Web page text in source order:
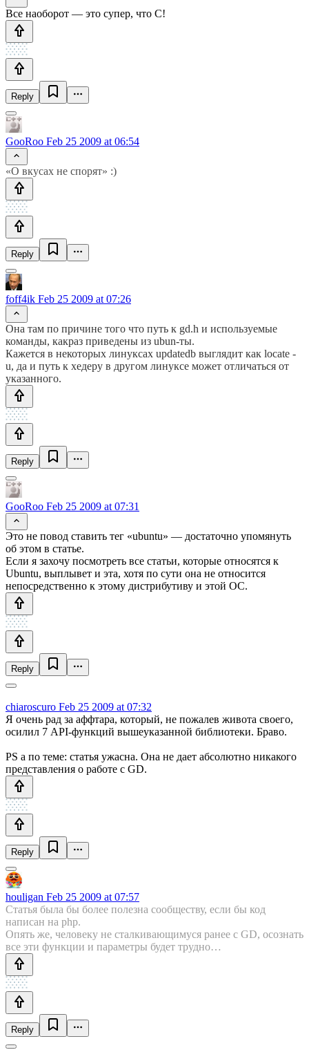
Все наоборот — это супер, что C!
Reply
GooRoo Feb 25 2009 at 06:54
«О вкусах не спорят» :)
Reply
foff4ik Feb 25 2009 at 07:26
Она там по причине того что путь к gd.h и используемые
команды, какраз приведены из ubun-ты.
Кажется в некоторых линуксах updatedb выглядит как locate -
u, да и путь к хедеру в другом линуксе может отличаться от
указанного.
Reply
GooRoo Feb 25 2009 at 07:31
Это не повод ставить тег «ubuntu» — достаточно упомянуть
об этом в статье.
Если я захочу посмотреть все статьи, которые относятся к
Ubuntu, выплывет и эта, хотя по сути она не относится
непосредственно к этому дистрибутиву и этой ОС.
Reply
chiaroscuro Feb 25 2009 at 07:32
Я очень рад за аффтара, который, не пожалев живота своего,
осилил 7 API-функций вышеуказанной библиотеки. Браво.
PS а по теме: статья ужасна. Она не дает абсолютно никакого
представления о работе с GD.
Reply
houligan Feb 25 2009 at 07:57
Cтатья была бы более полезна сообществу, если бы код
написан на php.
Опять же, человеку не сталкивающимуся ранее с GD, осознать
все эти функции и параметры будет трудно…
Reply